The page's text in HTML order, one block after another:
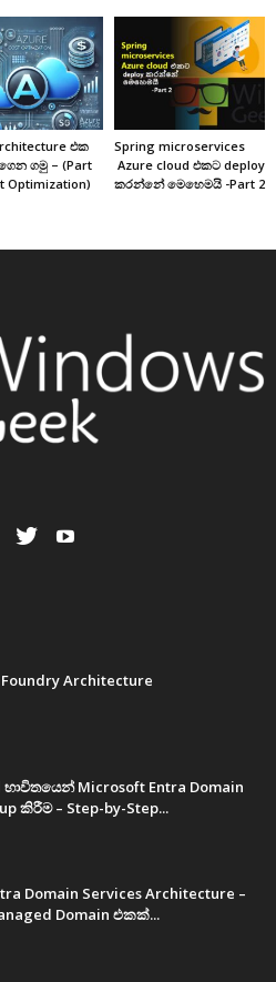
එක
ගමු – (Part
Optimization)
Spring microservices
Azure cloud එකට deploy
කරන්නේ මෙහෙමයි -Part 2
Architecture
භාවිතයෙන් Microsoft Entra Domain
කිරීම – Step-by-Step...
Domain Services Architecture –
Domain එකක්...